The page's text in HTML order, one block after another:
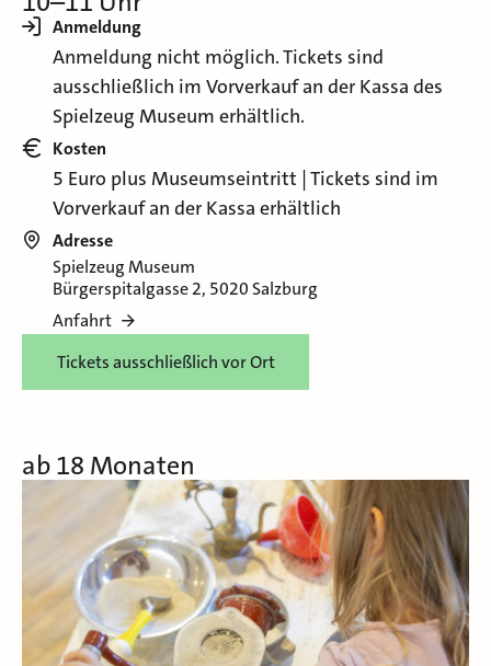
Anmeldung
Anmeldung nicht möglich. Tickets sind
ausschließlich im Vorverkauf an der Kassa des
Spielzeug Museum erhältlich.
Kosten
5 Euro plus Museumseintritt | Tickets sind im
Vorverkauf an der Kassa erhältlich
Adresse
Spielzeug Museum
Bürgerspitalgasse 2, 5020 Salzburg
Anfahrt
Tickets ausschließlich vor Ort
ab 18 Monaten